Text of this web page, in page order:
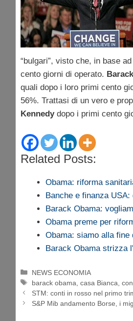
“bulgari”, visto che, in base
cento giorni di operato.
quali dopo i loro primi cento
56%. Trattasi di un vero e
Kennedydopo i primi cento
Related Posts:
Obama: riforma
Banche e finanza
Barack Obama:
Obama preme per
Obama: siamo alla fine
Barack Obama strizza
Categorie
NEWS ECONOMIA
Tag
barack obama ,casa Bianca ,
STM: conti in rosso nel primo
S&P Mib andamento Borse, i